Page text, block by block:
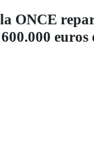
ONCE